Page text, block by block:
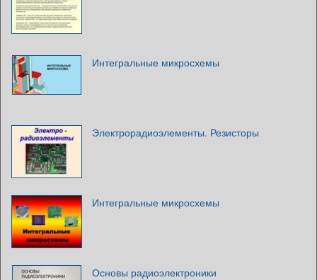
Интегральные микросхемы
Электрорадиоэлементы. Резисторы
Интегральные микросхемы
Основы радиоэлектроники